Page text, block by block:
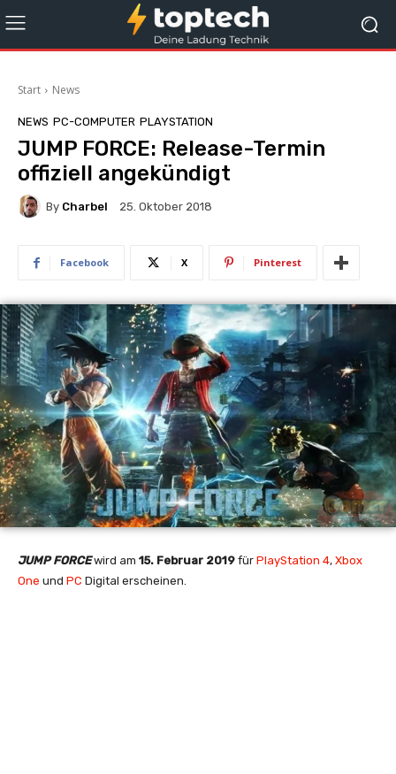
Start News
NEWS PC-COMPUTER PLAYSTATION
JUMP FORCE: Release-Termin
offiziell angekündigt
By Charbel 25. Oktober 2018
Facebook X Pinterest
JUMP FORCEwird am 15. Februar 2019 für PlayStation 4, Xbox
One und PC Digital erscheinen.